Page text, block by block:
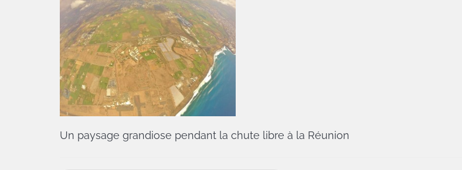
Un paysage grandiose pendant la chute libre à la Réunion